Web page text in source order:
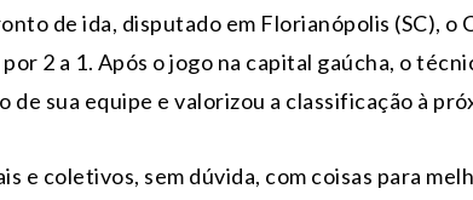
de ida, disputado em Florianópolis (SC), o
2 a 1. Após o jogo na capital gaúcha, o
de sua equipe e valorizou a classificação à
e coletivos, sem dúvida, com coisas para